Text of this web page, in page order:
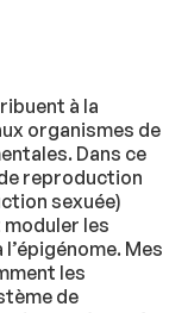
à la
organismes de
Dans ce
reproduction
sexuée)
les
Mes
les
de